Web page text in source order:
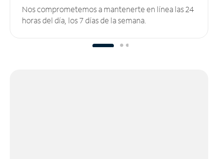
Nos comprometemos a mantenerte en línea las 24
horas del día, los 7 días de la semana.